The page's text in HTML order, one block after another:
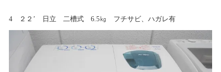
4 ２２’ 日立 二槽式 6.5㎏ フチサビ、ハガレ有